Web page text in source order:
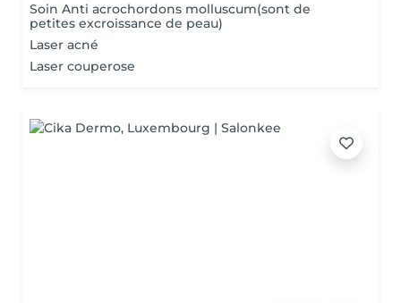
Soin Anti acrochordons molluscum(sont de
petites excroissance de peau)
Laser acné
Laser couperose